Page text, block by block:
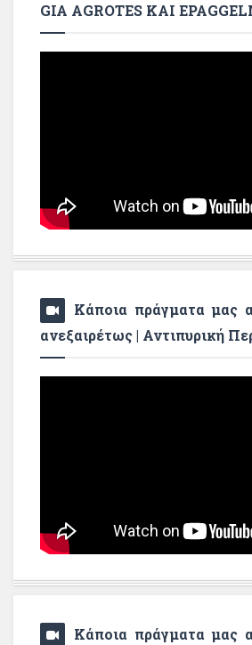
GIA AGROTES KAI
Κάποια πράγματα μας
ανεξαιρέτως | Αντιπυρική
Κάποια πράγματα μας